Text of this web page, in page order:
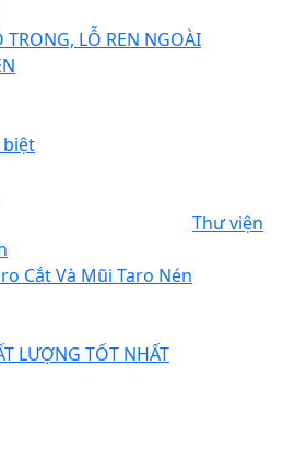
LỖ REN NGOÀI
biệt
Cắt Và Mũi Taro Nén
LƯỢNG TỐT NHẤT
Thư viện